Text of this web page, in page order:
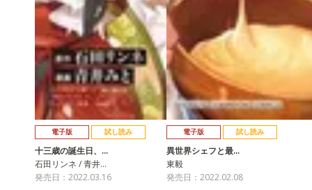
電子版 試し読み
十三歳の誕生日、…
石田リンネ / 青井…
発売日：2022.03.16
電子版 試し読み
異世界シェフと最…
東毅
発売日：2022.02.08